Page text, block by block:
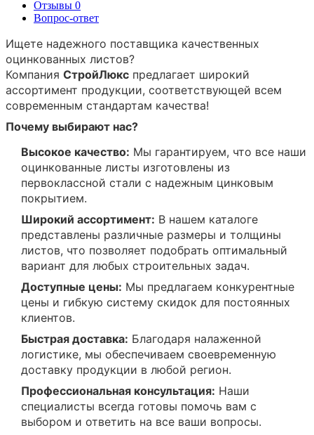
Отзывы 0
Вопрос-ответ
Ищете надежного поставщика качественных
оцинкованных листов?
Компания СтройЛюкс предлагает широкий
ассортимент продукции, соответствующей всем
современным стандартам качества!
Почему выбирают нас?
Высокое качество: Мы гарантируем, что все наши
оцинкованные листы изготовлены из
первоклассной стали с надежным цинковым
покрытием.
Широкий ассортимент: В нашем каталоге
представлены различные размеры и толщины
листов, что позволяет подобрать оптимальный
вариант для любых строительных задач.
Доступные цены: Мы предлагаем конкурентные
цены и гибкую систему скидок для постоянных
клиентов.
Быстрая доставка: Благодаря налаженной
логистике, мы обеспечиваем своевременную
доставку продукции в любой регион.
Профессиональная консультация: Наши
специалисты всегда готовы помочь вам с
выбором и ответить на все ваши вопросы.